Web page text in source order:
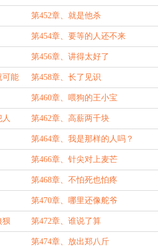
第452章、就是他杀
第454章、要等的人还不来
第456章、讲得太好了
可能 第458章、长了见识
第460章、喂狗的王小宝
第462章、高薪两千块
第464章、我是那样的人吗？
第466章、针尖对上麦芒
第468章、不怕死也怕疼
第470章、哪里还像舵爷
狈 第472章、谁说了算
第474章、放出郑八斤